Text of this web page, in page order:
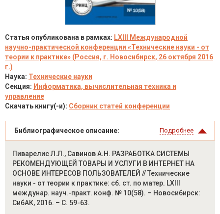
Статья опубликована в рамках: LXIII Международной
научно-практической конференции «Технические науки - от
теории к практике» (Россия, г. Новосибирск, 26 октября 2016
г.)
Наука: Технические науки
Секция: Информатика, вычислительная техника и
управление
Скачать книгу(-и): Сборник статей конференции
Библиографическое описание: Подробнее
Пиварелис Л.Л., Савинов А.Н. РАЗРАБОТКА СИСТЕМЫ
РЕКОМЕНДУЮЩЕЙ ТОВАРЫ И УСЛУГИ В ИНТЕРНЕТ НА
ОСНОВЕ ИНТЕРЕСОВ ПОЛЬЗОВАТЕЛЕЙ // Технические
науки - от теории к практике: сб. ст. по матер. LXIII
междунар. науч.-практ. конф. № 10(58). – Новосибирск:
СибАК, 2016. – С. 59-63.